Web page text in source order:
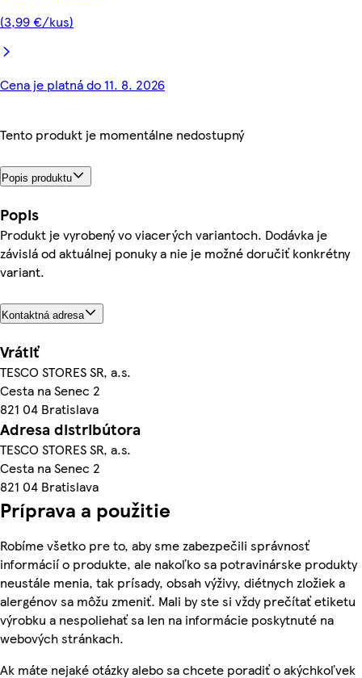
(3,99 €/kus)
Cena je platná do 11. 8. 2026
Tento produkt je momentálne nedostupný
Popis produktu
Popis
Produkt je vyrobený vo viacerých variantoch. Dodávka je
závislá od aktuálnej ponuky a nie je možné doručiť konkrétny
variant.
Kontaktná adresa
Vrátiť
TESCO STORES SR, a.s.
Cesta na Senec 2
821 04 Bratislava
Adresa distribútora
TESCO STORES SR, a.s.
Cesta na Senec 2
821 04 Bratislava
Príprava a použitie
Robíme všetko pre to, aby sme zabezpečili správnosť
informácií o produkte, ale nakoľko sa potravinárske produkty
neustále menia, tak prísady, obsah výživy, diétnych zložiek a
alergénov sa môžu zmeniť. Mali by ste si vždy prečítať etiketu
výrobku a nespoliehať sa len na informácie poskytnuté na
webových stránkach.
Ak máte nejaké otázky alebo sa chcete poradiť o akýchkoľvek